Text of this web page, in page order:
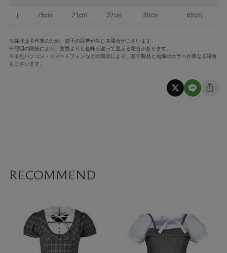
F 75cm 21cm 32cm 80cm 68cm
※採寸は手作業のため、若干の誤差が生じる場合がございます。
※照明の関係により、実際よりも色味が違って見える場合があります。
※またパソコン・スマートフォンなどの環境により、若干製品と画像のカラーが異なる場合
もございます。
RECOMMEND